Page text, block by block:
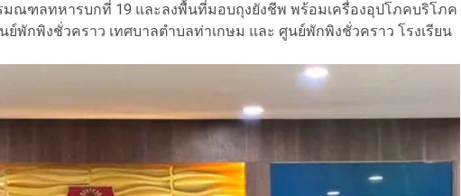
ณฑลทหารบกที่ 19 และลงพื้นที่มอบถุงยังชีพ พร้อมเครื่องอุปโภคบริโภค
พักพิงชั่วคราว เทศบาลตำบลท่าเกษม และ ศูนย์พักพิงชั่วคราว โรงเรียน